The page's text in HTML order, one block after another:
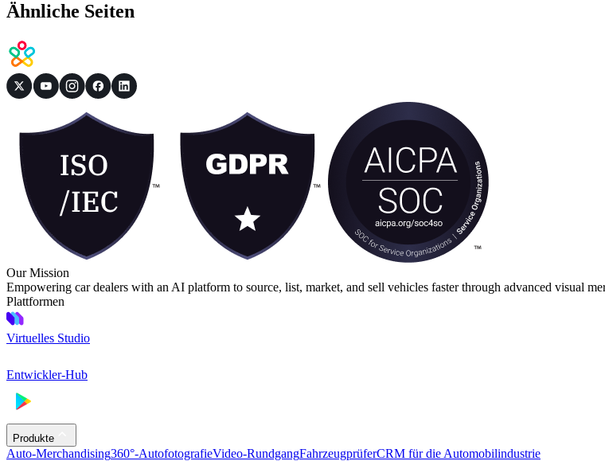
Ähnliche Seiten
Our Mission
Empowering car dealers with an AI platform to source, list, market, and sell vehicles faster through advanced visual
Plattformen
Virtuelles Studio
Entwickler-Hub
Produkte
Auto-Merchandising360°-AutofotografieVideo-RundgangFahrzeugprüferCRM für die Automobilindustrie